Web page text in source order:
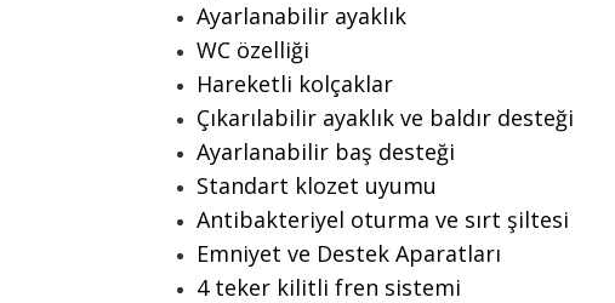
Ayarlanabilir ayaklık
WC özelliği
Hareketli kolçaklar
Çıkarılabilir ayaklık ve baldır desteği
Ayarlanabilir baş desteği
Standart klozet uyumu
Antibakteriyel oturma ve sırt şiltesi
Emniyet ve Destek Aparatları
4 teker kilitli fren sistemi